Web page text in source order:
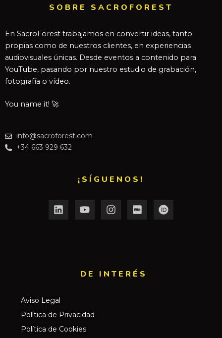
SOBRE SACROFOREST
En SacroForest trabajamos en convertir ideas, tanto
propias como de nuestros clientes, en experiencias
audiovisuales únicas. Desde eventos a contenido para
YouTube, pasando por nuestro estudio de grabación,
fotografía o vídeo.
You name it! 🚀
info@sacroforest.com
+34 663 929 632
¡SÍGUENOS!
DE INTERÉS​
Aviso Legal
Política de Privacidad
Política de Cookies